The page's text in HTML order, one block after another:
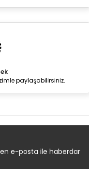
paylaşabilirsiniz.
e-posta ile haberdar